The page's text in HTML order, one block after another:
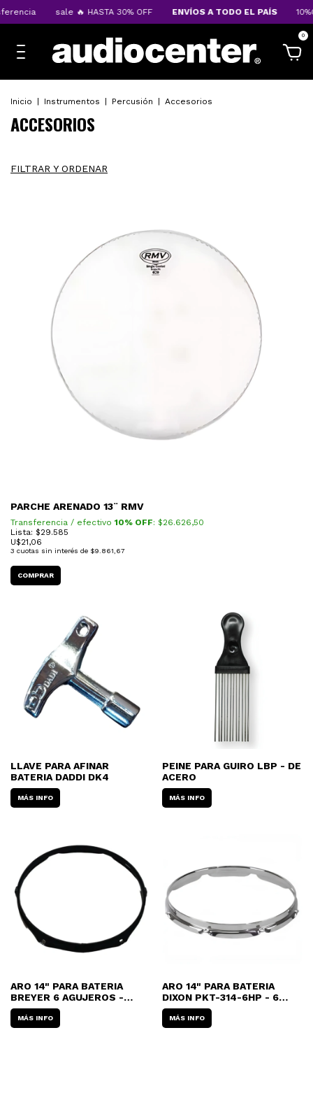
sale 🔥 HASTA 30% OFF ENVÍOS A TODO EL PAÍS 10%OFF
0
Inicio Instrumentos Percusión Accesorios
ACCESORIOS
FILTRAR Y ORDENAR
PARCHE ARENADO 13¨ RMV
Transferencia / efectivo 10% OFF: $26.626,50
Lista: $29.585
U$21,06
3 cuotas sin interés de $9.861,67
LLAVE PARA AFINAR
BATERIA DADDI DK4
MÁS INFO
PEINE PARA GUIRO LBP - DE
ACERO
MÁS INFO
ARO 14" PARA BATERIA
BREYER 6 AGUJEROS -
NEGRO
MÁS INFO
ARO 14" PARA BATERIA
DIXON PKT-314-6HP - 6
TORRES (2,3MM)
MÁS INFO